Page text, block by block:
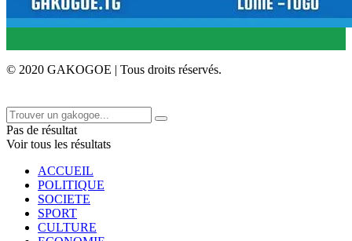
© 2020 GAKOGOE | Tous droits réservés.
Pas de résultat
Voir tous les résultats
ACCUEIL
POLITIQUE
SOCIETE
SPORT
CULTURE